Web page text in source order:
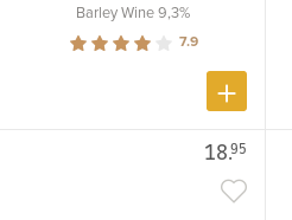
Barley Wine 9,3%
7.9
18.95